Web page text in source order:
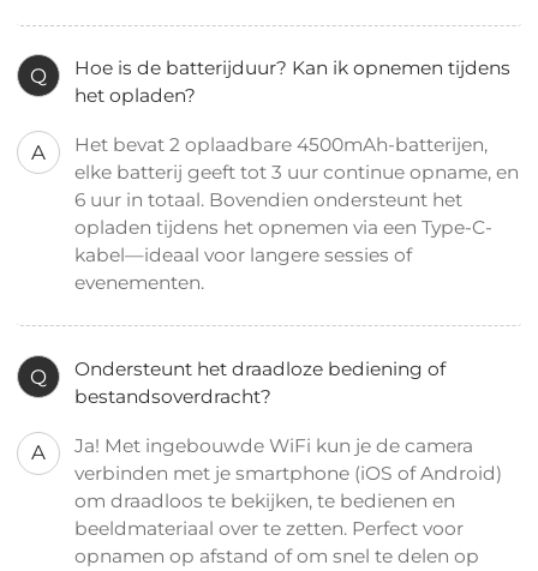
Q
Hoe is de batterijduur? Kan ik opnemen tijdens
het opladen?
A
Het bevat 2 oplaadbare 4500mAh-batterijen,
elke batterij geeft tot 3 uur continue opname, en
6 uur in totaal. Bovendien ondersteunt het
opladen tijdens het opnemen via een Type-C-
kabel—ideaal voor langere sessies of
evenementen.
Q
Ondersteunt het draadloze bediening of
bestandsoverdracht?
A
Ja! Met ingebouwde WiFi kun je de camera
verbinden met je smartphone (iOS of Android)
om draadloos te bekijken, te bedienen en
beeldmateriaal over te zetten. Perfect voor
opnamen op afstand of om snel te delen op